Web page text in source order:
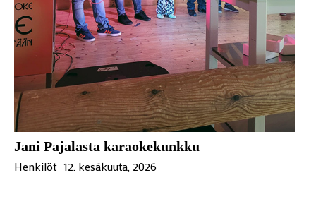
Jani Pajalasta karaokekunkku
Henkilöt 12. kesäkuuta, 2026